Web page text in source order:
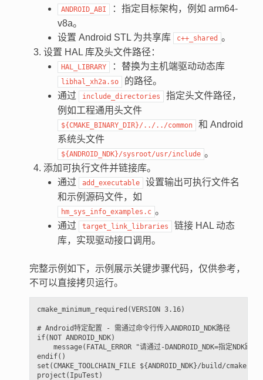
ANDROID_ABI
：指定目标架构，例如 arm64-
v8a。
设置 Android STL 为共享库
c++_shared 。
设置 HAL 库及头文件路径：
HAL_LIBRARY ：替换为主机端驱动动态库
libhal_xh2a.so
的路径。
通过
include_directories
指定头文件路径，
例如工程通用头文件
${CMAKE_BINARY_DIR}/../../common
和 Android
系统头文件
${ANDROID_NDK}/sysroot/usr/include 。
添加可执行文件并链接库。
通过
add_executable
设置输出可执行文件名
和示例源码文件，如
hm_sys_info_examples.c 。
通过
target_link_libraries
链接 HAL 动态
库，实现驱动接口调用。
完整示例如下，示例展示关键步骤代码，仅供参考，
不可以直接拷贝运行。
cmake_minimum_required(VERSION 3.16)
# Android特定配置 - 需通过命令行传入ANDROID_NDK路径
if(NOT ANDROID_NDK)
message(FATAL_ERROR "请通过-DANDROID_NDK=指定NDK路径
endif()
set(CMAKE_TOOLCHAIN_FILE ${ANDROID_NDK}/build/
project(IpuTest)